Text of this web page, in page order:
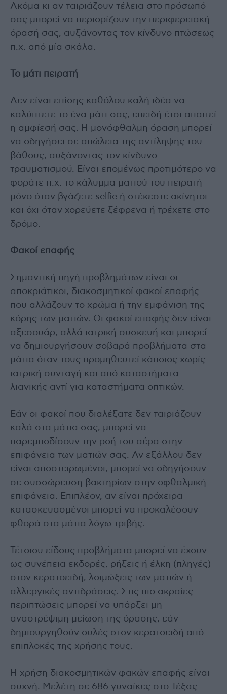
Ακόμα κι αν ταιριάζουν τέλεια στο πρόσωπό
σας μπορεί να περιορίζουν την περιφερειακή
όρασή σας, αυξάνοντας τον κίνδυνο πτώσεως
π.χ. από μία σκάλα.
Το μάτι πειρατή
Δεν είναι επίσης καθόλου καλή ιδέα να
καλύπτετε το ένα μάτι σας, επειδή έτσι απαιτεί
η αμφίεσή σας. Η μονόφθαλμη όραση μπορεί
να οδηγήσει σε απώλεια της αντίληψης του
βάθους, αυξάνοντας τον κίνδυνο
τραυματισμού. Είναι επομένως προτιμότερο να
φοράτε π.χ. το κάλυμμα ματιού του πειρατή
μόνο όταν βγάζετε selfie ή στέκεστε ακίνητοι
και όχι όταν χορεύετε ξέφρενα ή τρέχετε στο
δρόμο.
Φακοί επαφής
Σημαντική πηγή προβλημάτων είναι οι
αποκριάτικοι, διακοσμητικοί φακοί επαφής
που αλλάζουν το χρώμα ή την εμφάνιση της
κόρης των ματιών. Οι φακοί επαφής δεν είναι
αξεσουάρ, αλλά ιατρική συσκευή και μπορεί
να δημιουργήσουν σοβαρά προβλήματα στα
μάτια όταν τους προμηθευτεί κάποιος χωρίς
ιατρική συνταγή και από καταστήματα
λιανικής αντί για καταστήματα οπτικών.
Εάν οι φακοί που διαλέξατε δεν ταιριάζουν
καλά στα μάτια σας, μπορεί να
παρεμποδίσουν την ροή του αέρα στην
επιφάνεια των ματιών σας. Αν εξάλλου δεν
είναι αποστειρωμένοι, μπορεί να οδηγήσουν
σε συσσώρευση βακτηρίων στην οφθαλμική
επιφάνεια. Επιπλέον, αν είναι πρόχειρα
κατασκευασμένοι μπορεί να προκαλέσουν
φθορά στα μάτια λόγω τριβής.
Τέτοιου είδους προβλήματα μπορεί να έχουν
ως συνέπεια εκδορές, ρήξεις ή έλκη (πληγές)
στον κερατοειδή, λοιμώξεις των ματιών ή
αλλεργικές αντιδράσεις. Στις πιο ακραίες
περιπτώσεις μπορεί να υπάρξει μη
αναστρέψιμη μείωση της όρασης, εάν
δημιουργηθούν ουλές στον κερατοειδή από
επιπλοκές της χρήσης τους.
Η χρήση διακοσμητικών φακών επαφής είναι
συχνή. Μελέτη σε 686 γυναίκες στο Τέξας